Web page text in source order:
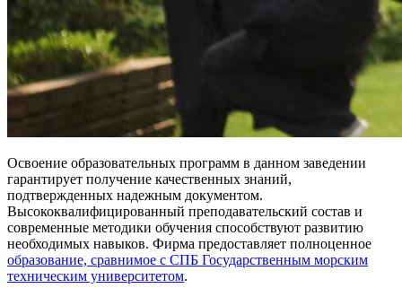
Освоение образовательных программ в данном заведении
гарантирует получение качественных знаний,
подтвержденных надежным документом.
Высококвалифицированный преподавательский состав и
современные методики обучения способствуют развитию
необходимых навыков. Фирма предоставляет полноценное
образование, сравнимое с СПБ Государственным морским
техническим университетом.